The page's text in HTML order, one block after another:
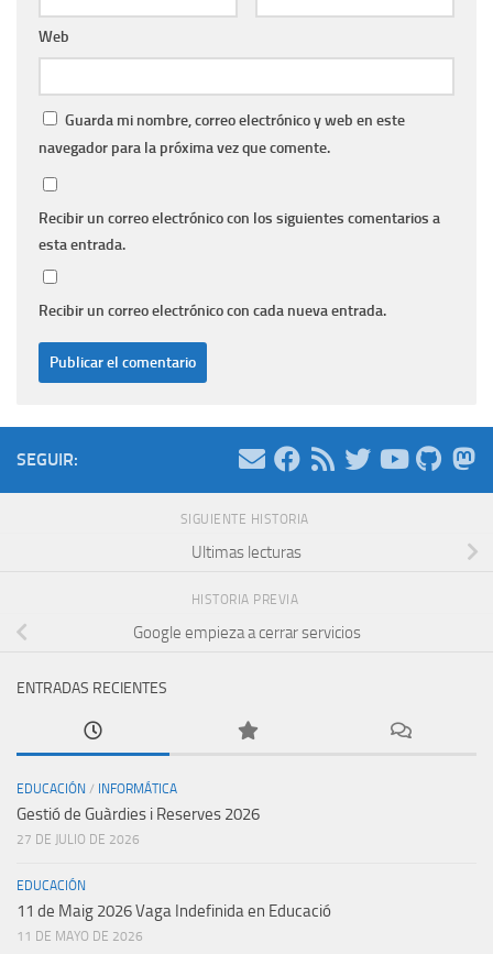
Web
Guarda mi nombre, correo electrónico y web en este
navegador para la próxima vez que comente.
Recibir un correo electrónico con los siguientes comentarios a
esta entrada.
Recibir un correo electrónico con cada nueva entrada.
SEGUIR:
SIGUIENTE HISTORIA
Ultimas lecturas
HISTORIA PREVIA
Google empieza a cerrar servicios
ENTRADAS RECIENTES
EDUCACIÓN / INFORMÁTICA
Gestió de Guàrdies i Reserves 2026
27 DE JULIO DE 2026
EDUCACIÓN
11 de Maig 2026 Vaga Indefinida en Educació
11 DE MAYO DE 2026